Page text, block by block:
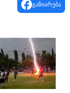
გაზიარება